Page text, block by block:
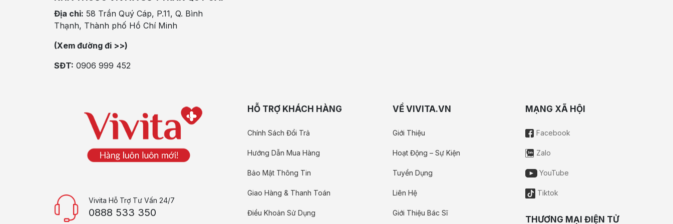
Địa chỉ: 58 Trần Quý Cáp, P.11, Q. Bình
Thạnh, Thành phố Hồ Chí Minh
(Xem đường đi >>)
SĐT: 0906 999 452
Vivita Hỗ Trợ Tư Vấn 24/7
0888 533 350
HỖ TRỢ KHÁCH HÀNG
Chính Sách Đổi Trả
Hướng Dẫn Mua Hàng
Bảo Mật Thông Tin
Giao Hàng & Thanh Toán
Điều Khoản Sử Dụng
VỀ VIVITA.VN
Giới Thiệu
Hoạt Động – Sự Kiện
Tuyển Dụng
Liên Hệ
Giới Thiệu Bác Sĩ
MẠNG XÃ HỘI
Facebook
Zalo
YouTube
Tiktok
THƯƠNG MẠI ĐIỆN TỬ